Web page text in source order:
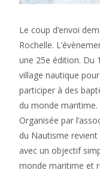
Le coup d’envoi
Rochelle.
une 25e édition. Du
village nautique
participer à des
du monde maritime.
Organisée par
du Nautisme
avec un objectif
monde maritime et